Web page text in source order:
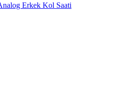
Erkek Kol Saati